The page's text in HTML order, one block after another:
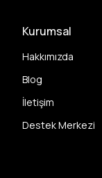
Kurumsal
Hakkımızda
Blog
İletişim
Destek Merkezi